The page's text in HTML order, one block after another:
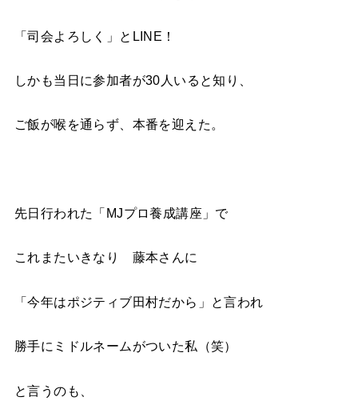
「司会よろしく」とLINE！
しかも当日に参加者が30人いると知り、
ご飯が喉を通らず、本番を迎えた。
先日行われた「MJプロ養成講座」で
これまたいきなり 藤本さんに
「今年はポジティブ田村だから」と言われ
勝手にミドルネームがついた私（笑）
と言うのも、